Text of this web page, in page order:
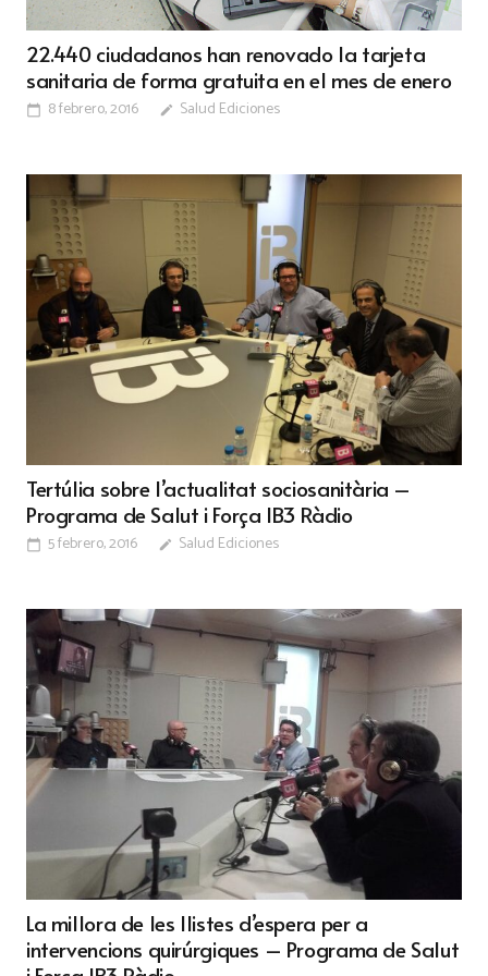
22.440 ciudadanos han renovado la tarjeta
sanitaria de forma gratuita en el mes de enero
calendar_today 8 febrero, 2016 edit Salud Ediciones
Tertúlia sobre l’actualitat sociosanitària –
Programa de Salut i Força IB3 Ràdio
calendar_today 5 febrero, 2016 edit Salud Ediciones
La millora de les llistes d’espera per a
intervencions quirúrgiques – Programa de Salut